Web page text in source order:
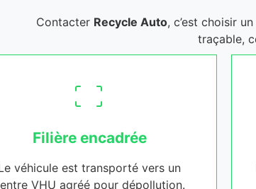
Contacter Recycle Auto, c’est choisir un
traçable,
Filière encadrée
véhicule est transporté vers un
VHU agréé pour dépollution.